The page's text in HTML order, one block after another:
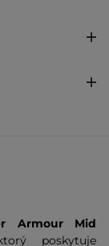
Armour Mid
poskytuje